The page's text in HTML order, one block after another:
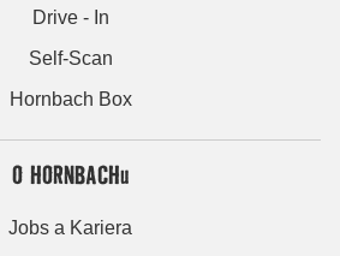
Drive - In
Self-Scan
Hornbach Box
O HORNBACHu
Jobs a Kariera